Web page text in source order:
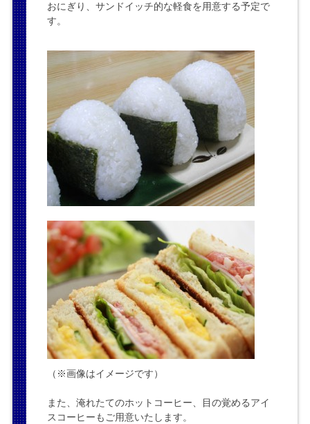
おにぎり、サンドイッチ的な軽食を用意する予定で
す。
（※画像はイメージです）
また、淹れたてのホットコーヒー、目の覚めるアイ
スコーヒーもご用意いたします。